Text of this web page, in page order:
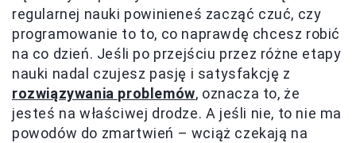
regularnej nauki powinieneś zacząć czuć, czy
programowanie to to, co naprawdę chcesz robić
na co dzień. Jeśli po przejściu przez różne etapy
nauki nadal czujesz pasję i satysfakcję z
rozwiązywania problemów, oznacza to, że
jesteś na właściwej drodze. A jeśli nie, to nie ma
powodów do zmartwień – wciąż czekają na